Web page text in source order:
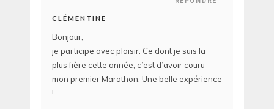
CLÉMENTINE
Bonjour,
je participe avec plaisir. Ce dont je suis la
plus fière cette année, c’est d’avoir couru
mon premier Marathon. Une belle expérience
!